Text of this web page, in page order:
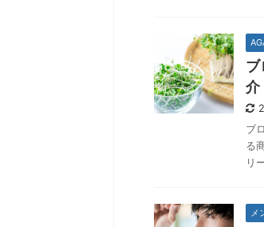
ブ
介
ブ
る
リ
メ